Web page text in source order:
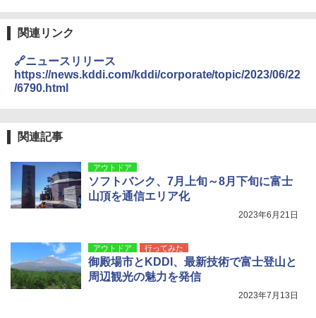
関連リンク
🔗ニュースリリース
https://news.kddi.com/kddi/corporate/topic/2023/06/22
/6790.html
関連記事
アウトドア
ソフトバンク、7月上旬～8月下旬に富士
山頂を通信エリア化
2023年6月21日
アウトドア 行ってみた
御殿場市とKDDI、最新技術で富士登山と
周辺観光の魅力を発信
2023年7月13日